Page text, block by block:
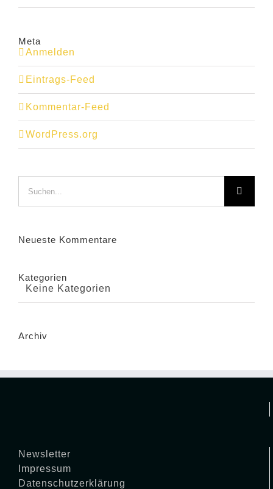
Meta
Anmelden
Eintrags-Feed
Kommentar-Feed
WordPress.org
nach:
Neueste Kommentare
Kategorien
Keine Kategorien
Archiv
Newsletter
Impressum
Datenschutzerklärung